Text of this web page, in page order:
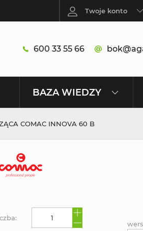
Twoje konto
600 33 55 66
BAZA WIEDZY
COMAC INNOVA 60 B